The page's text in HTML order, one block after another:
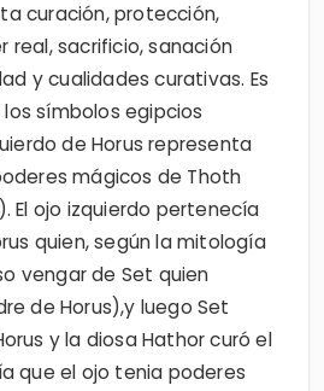
curación, protección,
real, sacrificio, sanación
y cualidades curativas. Es
símbolos egipcios
de Horus representa
mágicos de Thoth
El ojo izquierdo pertenecía
quien, según la mitología
vengar de Set quien
de Horus),y luego Set
y la diosa Hathor curó el
que el ojo tenia poderes